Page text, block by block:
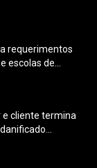
requerimentos
de...
cliente termina